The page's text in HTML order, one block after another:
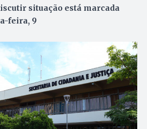
situação está marcada
feira, 9